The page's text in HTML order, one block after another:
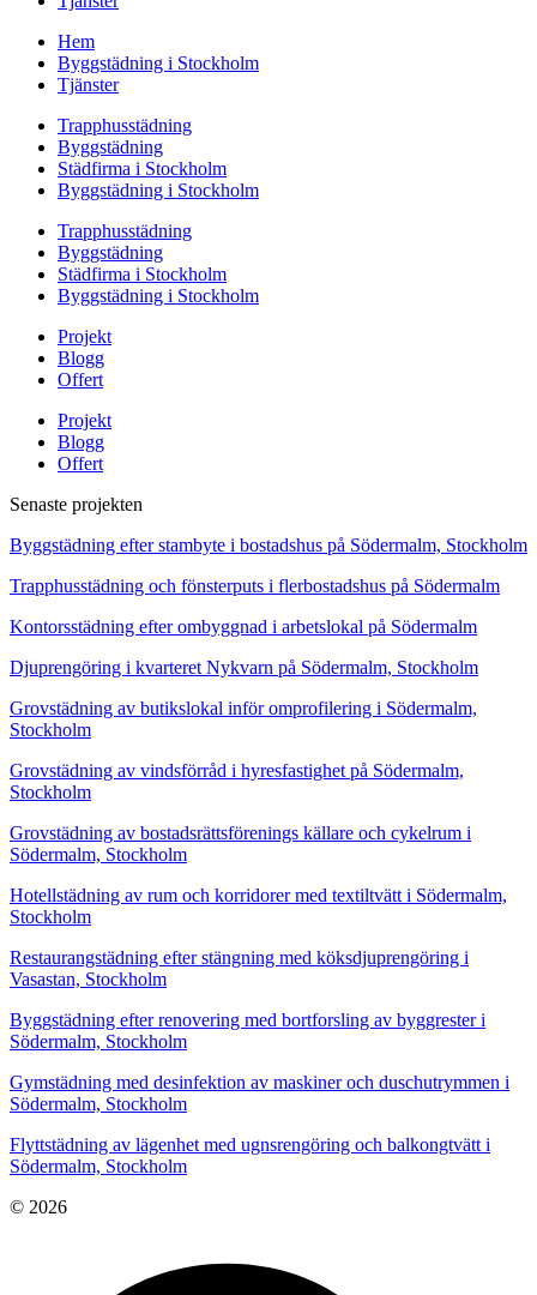
Hem
Byggstädning i Stockholm
Tjänster
Trapphusstädning
Byggstädning
Städfirma i Stockholm
Byggstädning i Stockholm
Trapphusstädning
Byggstädning
Städfirma i Stockholm
Byggstädning i Stockholm
Projekt
Blogg
Offert
Projekt
Blogg
Offert
Senaste projekten
Byggstädning efter stambyte i bostadshus på Södermalm, Stockholm
Trapphusstädning och fönsterputs i flerbostadshus på Södermalm
Kontorsstädning efter ombyggnad i arbetslokal på Södermalm
Djuprengöring i kvarteret Nykvarn på Södermalm, Stockholm
Grovstädning av butikslokal inför omprofilering i Södermalm,
Stockholm
Grovstädning av vindsförråd i hyresfastighet på Södermalm,
Stockholm
Grovstädning av bostadsrättsförenings källare och cykelrum i
Södermalm, Stockholm
Hotellstädning av rum och korridorer med textiltvätt i Södermalm,
Stockholm
Restaurangstädning efter stängning med köksdjuprengöring i
Vasastan, Stockholm
Byggstädning efter renovering med bortforsling av byggrester i
Södermalm, Stockholm
Gymstädning med desinfektion av maskiner och duschutrymmen i
Södermalm, Stockholm
Flyttstädning av lägenhet med ugnsrengöring och balkongtvätt i
Södermalm, Stockholm
© 2026